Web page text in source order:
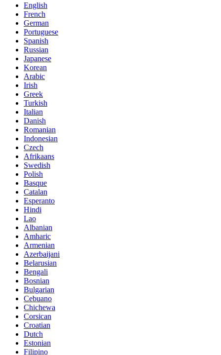
English
French
German
Portuguese
Spanish
Russian
Japanese
Korean
Arabic
Irish
Greek
Turkish
Italian
Danish
Romanian
Indonesian
Czech
Afrikaans
Swedish
Polish
Basque
Catalan
Esperanto
Hindi
Lao
Albanian
Amharic
Armenian
Azerbaijani
Belarusian
Bengali
Bosnian
Bulgarian
Cebuano
Chichewa
Corsican
Croatian
Dutch
Estonian
Filipino